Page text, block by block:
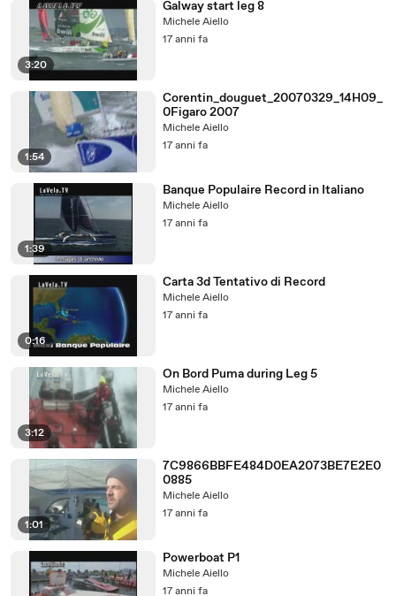
3:20
Galway start leg 8
Michele Aiello
17 anni fa
1:54
Corentin_douguet_20070329_14H09_
0Figaro 2007
Michele Aiello
17 anni fa
1:39
Banque Populaire Record in Italiano
Michele Aiello
17 anni fa
0:16
Carta 3d Tentativo di Record
Michele Aiello
17 anni fa
3:12
On Bord Puma during Leg 5
Michele Aiello
17 anni fa
1:01
7C9866BBFE484D0EA2073BE7E2E0
0885
Michele Aiello
17 anni fa
Powerboat P1
Michele Aiello
17 anni fa